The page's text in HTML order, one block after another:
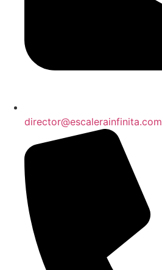
director@escalerainfinita.com